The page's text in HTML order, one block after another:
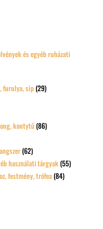
és egyéb ruházati
furulya, síp (29)
kontytű (86)
(62)
használati tárgyak (55)
festmény, trófea (84)